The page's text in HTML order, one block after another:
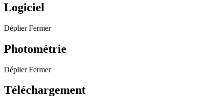
Logiciel
Déplier Fermer
Photométrie
Déplier Fermer
Téléchargement